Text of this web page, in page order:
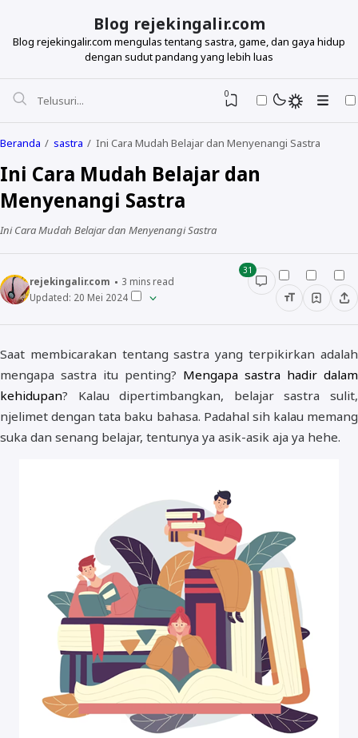
Blog rejekingalir.com
Blog rejekingalir.com mengulas tentang sastra, game, dan gaya hidup
dengan sudut pandang yang lebih luas
0
Beranda sastra Ini Cara Mudah Belajar dan Menyenangi Sastra
Ini Cara Mudah Belajar dan
Menyenangi Sastra
Ini Cara Mudah Belajar dan Menyenangi Sastra
rejekingalir.com 3 mins read
Updated: 20 Mei 2024
31
Saat membicarakan tentang sastra yang terpikirkan adalah
mengapa sastra itu penting? Mengapa sastra hadir dalam
kehidupan? Kalau dipertimbangkan, belajar sastra sulit,
njelimet dengan tata baku bahasa. Padahal sih kalau memang
suka dan senang belajar, tentunya ya asik-asik aja ya hehe.